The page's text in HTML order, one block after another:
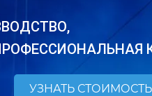
УЗНАТЬ СТОИМОСТЬ